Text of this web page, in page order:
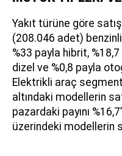
Yakıt türüne göre
(208.046 adet)
%33 payla hibrit,
dizel ve %0,8 payla
Elektrikli araç
altındaki modellerin
pazardaki payını
üzerindeki modellerin